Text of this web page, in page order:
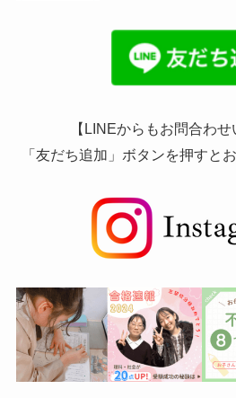
【LINEからもお問合わせ
「友だち追加」ボタンを押すと